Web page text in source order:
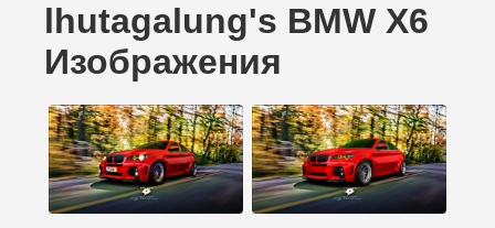
lhutagalung's BMW X6
Изображения